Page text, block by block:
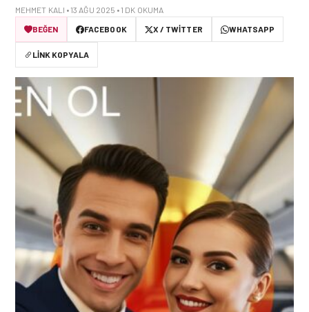
MEHMET KALI • 13 AĞU 2025 • 1 DK OKUMA
BEĞEN
FACEBOOK X / TWITTER WHATSAPP
LINK KOPYALA